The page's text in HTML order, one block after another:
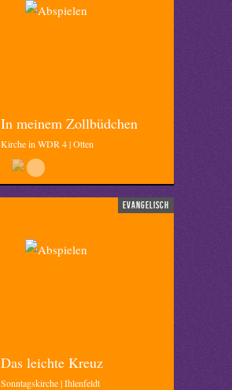
In meinem Zollbüdchen
Kirche in WDR 4 | Otten
evangelisch
Das leichte Kreuz
Sonntagskirche | Ihlenfeldt